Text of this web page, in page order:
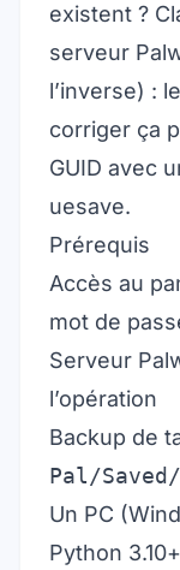
existent ?
serveur
l’inverse) :
corriger ça
GUID avec
uesave.
Prérequis
Accès au
mot de
Serveur
l’opération
Backup de
Pal/Saved/
Un PC
Python